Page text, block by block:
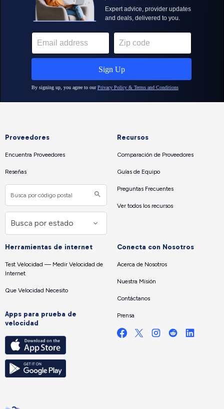
Proveedores
Encuentra Proveedores
Reseñas
Recursos
Comparación de Proveedores
Guías de Equipo
Preguntas Frecuentes
Ver todos los recursos
Herramientas de internet
Test Velocidad — Medir Velocidad de
Internet
Que Velocidad Necesito
Apps para prueba de
velocidad
Conecta con Nosotros
Acerca de Nosotros
Nuestra Misión
Contáctanos
Prensa